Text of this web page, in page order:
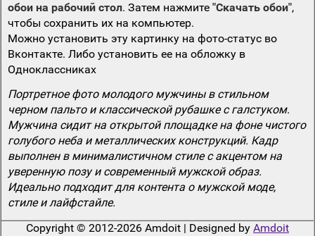
обои на рабочий стол. Затем нажмите "Скачать обои",
чтобы сохранить их на компьютер.
Можно установить эту картинку на фото-статус во
Вконтакте. Либо установить ее на обложку в
Одноклассниках
Портретное фото молодого мужчины в стильном
черном пальто и классической рубашке с галстуком.
Мужчина сидит на открытой площадке на фоне чистого
голубого неба и металлических конструкций. Кадр
выполнен в минималистичном стиле с акцентом на
уверенную позу и современный мужской образ.
Идеально подходит для контента о мужской моде,
стиле и лайфстайле.
Copyright © 2012-2026 Amdoit | Designed by Amdoit